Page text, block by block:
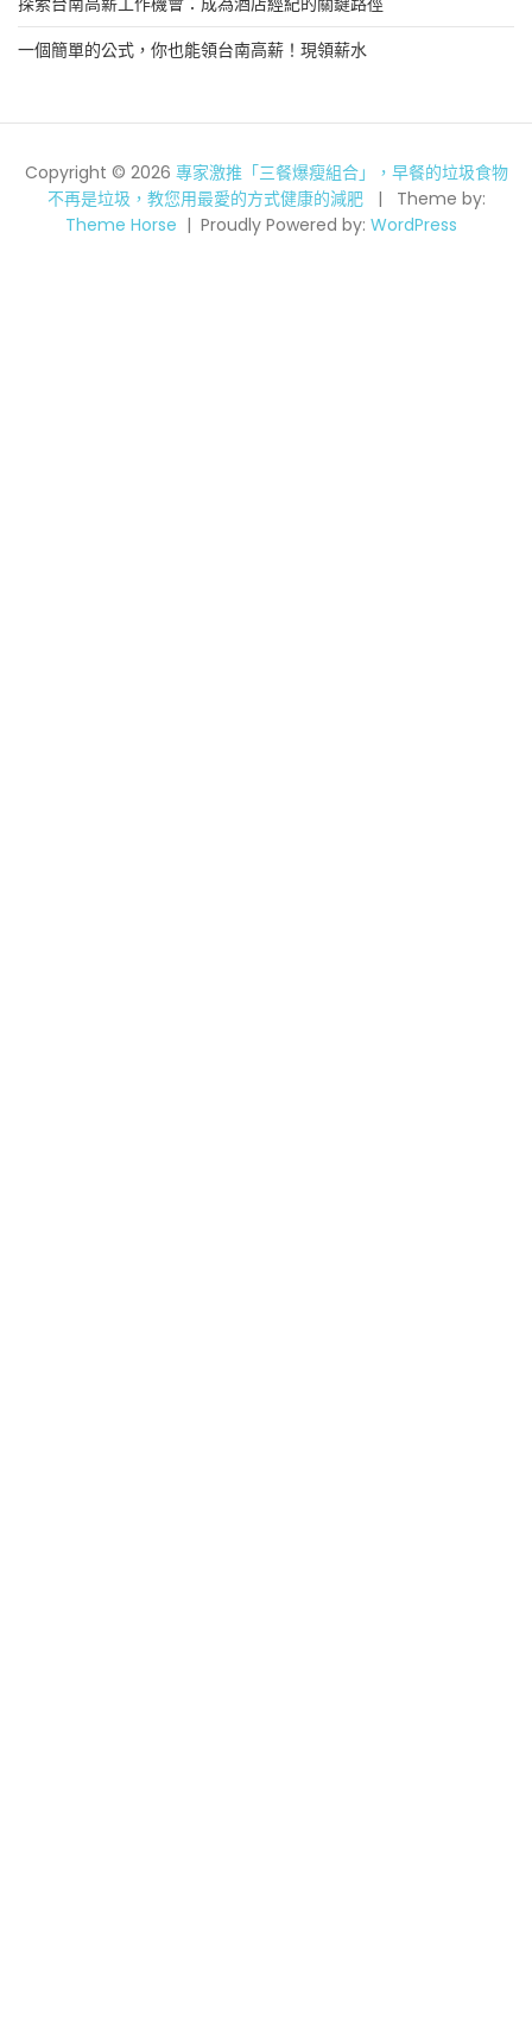
一個簡單的公式，你也能領台南高薪！現領薪水
Copyright © 2026 專家激推「三餐爆瘦組合」，早餐的垃圾食物
不再是垃圾，教您用最愛的方式健康的減肥
Theme by:
Theme Horse
Proudly Powered by: WordPress